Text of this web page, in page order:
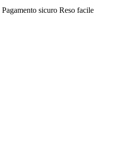
Pagamento sicuro Reso facile